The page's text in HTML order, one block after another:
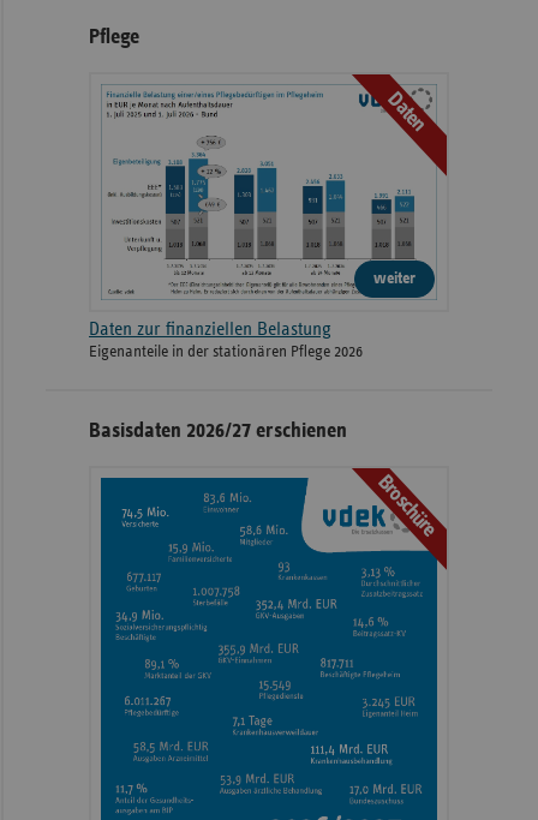
Pflege
Daten
weiter
Daten zur finanziellen Belastung
Eigenanteile in der stationären Pflege 2026
Basisdaten 2026/27 erschienen
Broschüre